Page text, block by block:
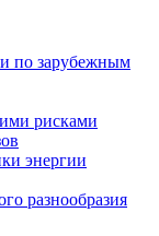
по зарубежным
рисками
энергии
разнообразия